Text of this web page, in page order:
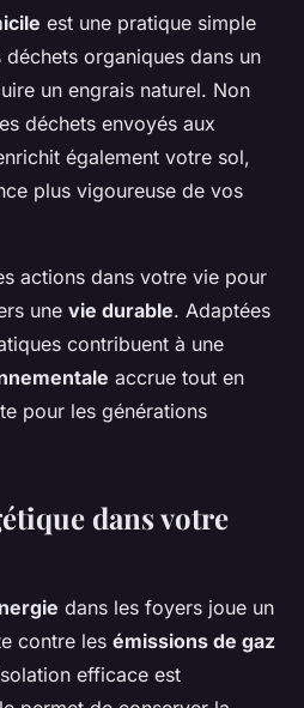
est une pratique simple
organiques dans un
un engrais naturel. Non
déchets envoyés aux
également votre sol,
plus vigoureuse de vos
actions dans votre vie pour
une vie durable. Adaptées
contribuent à une
accrue tout en
pour les générations
dans votre
dans les foyers joue un
contre les émissions de gaz
efficace est